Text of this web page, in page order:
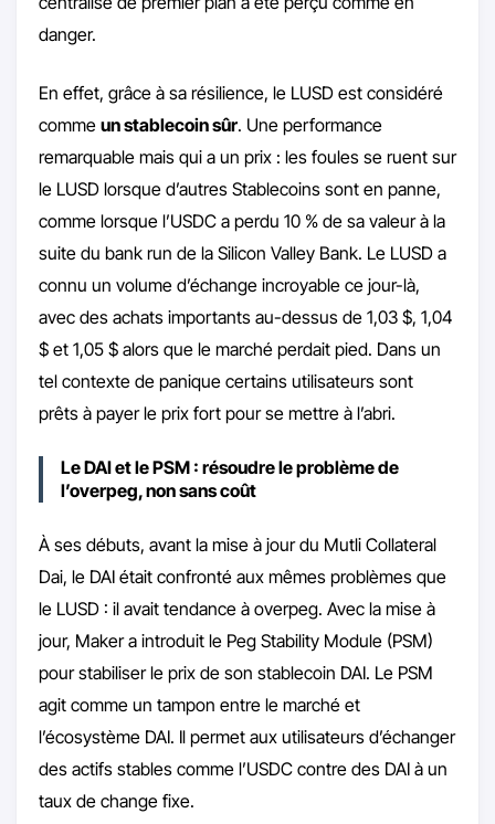
danger.
En effet, grâce à sa résilience, le LUSD est considéré
comme un stablecoin sûr. Une performance
remarquable mais qui a un prix : les foules se ruent sur
le LUSD lorsque d’autres Stablecoins sont en panne,
comme lorsque l’USDC a perdu 10 % de sa valeur à la
suite du bank run de la Silicon Valley Bank. Le LUSD a
connu un volume d’échange incroyable ce jour-là,
avec des achats importants au-dessus de 1,03 $, 1,04
$ et 1,05 $ alors que le marché perdait pied. Dans un
tel contexte de panique certains utilisateurs sont
prêts à payer le prix fort pour se mettre à l’abri.
Le DAI et le PSM : résoudre le problème de
l’overpeg, non sans coût
À ses débuts, avant la mise à jour du Mutli Collateral
Dai, le DAI était confronté aux mêmes problèmes que
le LUSD : il avait tendance à overpeg. Avec la mise à
jour, Maker a introduit le Peg Stability Module (PSM)
pour stabiliser le prix de son stablecoin DAI. Le PSM
agit comme un tampon entre le marché et
l’écosystème DAI. Il permet aux utilisateurs d’échanger
des actifs stables comme l’USDC contre des DAI à un
taux de change fixe.